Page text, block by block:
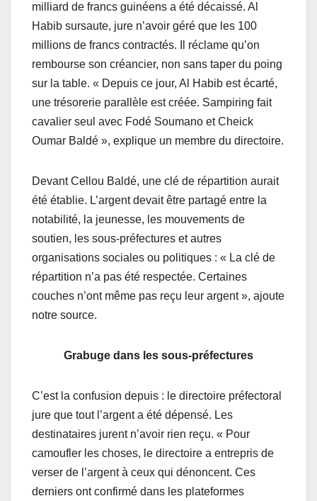
milliard de francs guinéens a été décaissé. Al
Habib sursaute, jure n’avoir géré que les 100
millions de francs contractés. Il réclame qu’on
rembourse son créancier, non sans taper du poing
sur la table. « Depuis ce jour, Al Habib est écarté,
une trésorerie parallèle est créée. Sampiring fait
cavalier seul avec Fodé Soumano et Cheick
Oumar Baldé », explique un membre du directoire.
Devant Cellou Baldé, une clé de répartition aurait
été établie. L’argent devait être partagé entre la
notabilité, la jeunesse, les mouvements de
soutien, les sous-préfectures et autres
organisations sociales ou politiques : « La clé de
répartition n’a pas été respectée. Certaines
couches n’ont même pas reçu leur argent », ajoute
notre source.
Grabuge dans les sous-préfectures
C’est la confusion depuis : le directoire préfectoral
jure que tout l’argent a été dépensé. Les
destinataires jurent n’avoir rien reçu. « Pour
camoufler les choses, le directoire a entrepris de
verser de l’argent à ceux qui dénoncent. Ces
derniers ont confirmé dans les plateformes